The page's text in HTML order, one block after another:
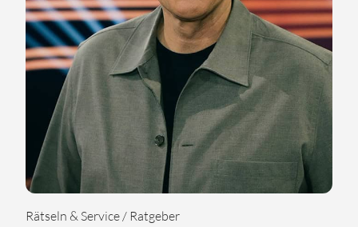
Rätseln & Service / Ratgeber